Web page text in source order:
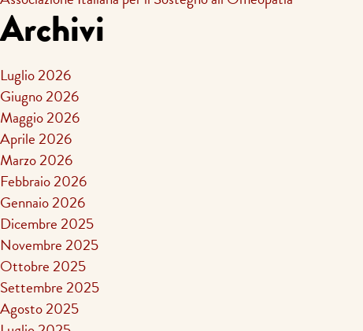
Archivi
Luglio 2026
Giugno 2026
Maggio 2026
Aprile 2026
Marzo 2026
Febbraio 2026
Gennaio 2026
Dicembre 2025
Novembre 2025
Ottobre 2025
Settembre 2025
Agosto 2025